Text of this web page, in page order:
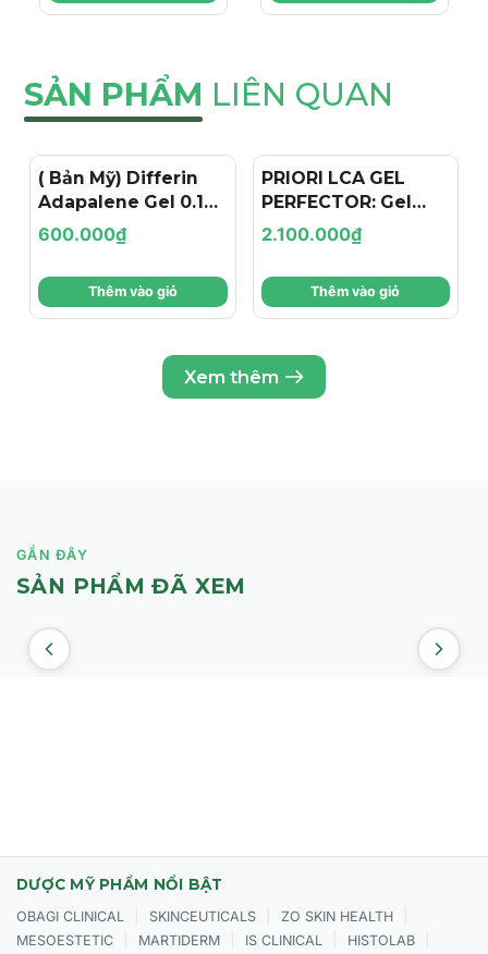
Làn Da Đều Màu
AMELIX FACE
SẢN PHẨM LIÊN QUAN
( Bản Mỹ) Differin
Adapalene Gel 0.1%:
Giải Pháp Trị Mụn
Retinoid Chuẩn Y
Khoa Cho Làn Da
Sạch Mụn
600.000₫
Thêm vào giỏ
PRIORI LCA GEL
PERFECTOR: Gel
Ngăn Ngừa Mụn,
Kiểm Soát Dầu Nhờn
& Thu Nhỏ Lỗ Chân
Lông
2.100.000₫
Thêm vào giỏ
Xem thêm
GẦN ĐÂY
SẢN PHẨM ĐÃ XEM
DƯỢC MỸ PHẨM NỔI BẬT
OBAGI CLINICAL SKINCEUTICALS ZO SKIN HEALTH
MESOESTETIC MARTIDERM IS CLINICAL HISTOLAB